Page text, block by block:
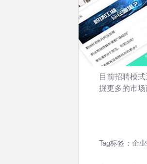
目前招聘模
掘更多的市场
Tag标签： 企